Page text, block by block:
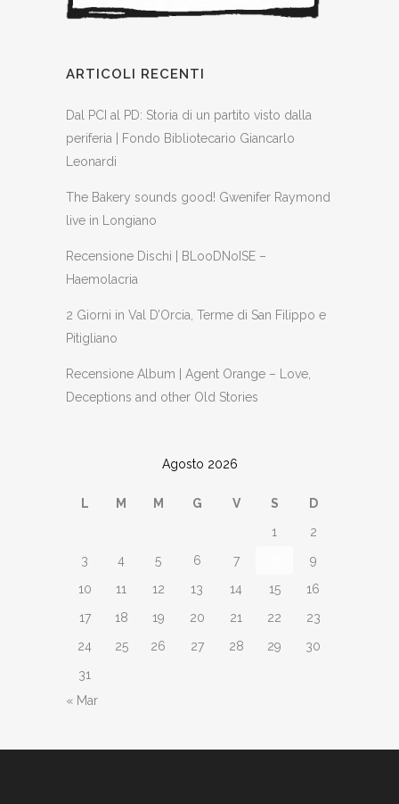
ARTICOLI RECENTI
Dal PCI al PD: Storia di un partito visto dalla
periferia | Fondo Bibliotecario Giancarlo
Leonardi
The Bakery sounds good! Gwenifer Raymond
live in Longiano
Recensione Dischi | BLooDNoISE –
Haemolacria
2 Giorni in Val D’Orcia, Terme di San Filippo e
Pitigliano
Recensione Album | Agent Orange – Love,
Deceptions and other Old Stories
Agosto 2026
L M M G V S
D
1
2
3
4 5 6 7
9
10
11 12 13 14 15
16
17
18 19 20 21 22
23
24
25 26 27 28 29
30
31
« Mar